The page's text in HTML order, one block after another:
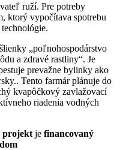
ruží. Pre potreby
ktorý vypočítava spotrebu
„poľnohospodárstvo
a zdravé rastliny“. Je
prevažne bylinky ako
Tento farmár plánuje do
kvapôčkový zavlažovací
riadenia vodných
projekt je financovaný